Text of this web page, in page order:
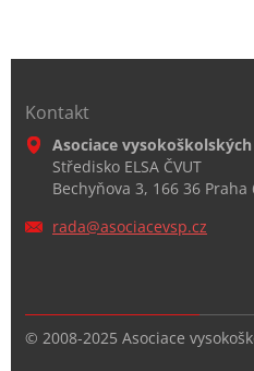
Kontakt
Asociace
Středisko ELSA ČVUT
Bechyňova 3, 166 36 Praha
rada@asociacevsp.cz
© 2008-2025 Asociace